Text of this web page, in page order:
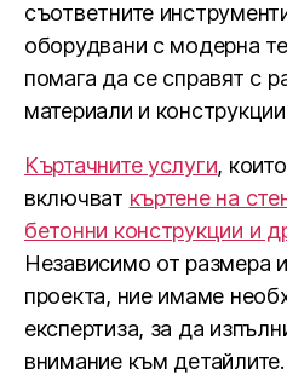
съответните
оборудвани с модерна
помага да се справят с
материали и
Къртачните услуги,
включват къртене на
бетонни конструкции и
Независимо от размера
проекта, ние имаме
експертиза, за да
внимание към